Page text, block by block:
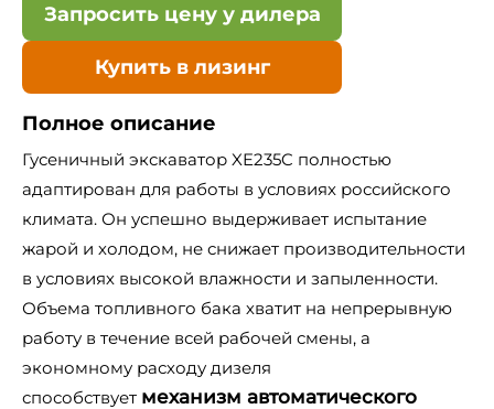
Запросить цену у дилера
Купить в лизинг
Полное описание
Гусеничный экскаватор XE235C полностью
адаптирован для работы в условиях российского
климата. Он успешно выдерживает испытание
жарой и холодом, не снижает производительности
в условиях высокой влажности и запыленности.
Объема топливного бака хватит на непрерывную
работу в течение всей рабочей смены, а
экономному расходу дизеля
способствует механизм автоматического